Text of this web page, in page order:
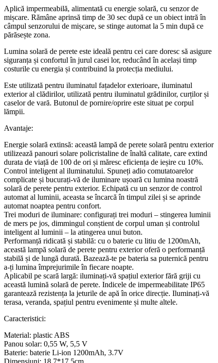
Aplică impermeabilă, alimentată cu energie solară, cu senzor de
mișcare. Rămâne aprinsă timp de 30 sec după ce un obiect intră în
câmpul senzorului de mișcare, se stinge automat la 5 min după ce
părăsește zona.
Lumina solară de perete este ideală pentru cei care doresc să asigure
siguranța și confortul în jurul casei lor, reducând în același timp
costurile cu energia și contribuind la protecția mediului.
Este utilizată pentru iluminatul fațadelor exterioare, iluminatul
exterior al clădirilor, utilizată pentru iluminatul grădinilor, curților și
caselor de vară. Butonul de pornire/oprire este situat pe corpul
lămpii.
Avantaje:
Energie solară extinsă: această lampă de perete solară pentru exterior
utilizează panouri solare policristaline de înaltă calitate, care extind
durata de viață de 100 de ori și măresc eficiența de ieșire cu 10%.
Control inteligent al iluminatului. Spuneți adio comutatoarelor
complicate și bucurați-vă de iluminare ușoară cu lumina noastră
solară de perete pentru exterior. Echipată cu un senzor de control
automat al luminii, aceasta se încarcă în timpul zilei și se aprinde
automat noaptea pentru confort.
Trei moduri de iluminare: configurați trei moduri – stingerea luminii
de mers pe jos, dimmingul conștient de corpul uman și controlul
inteligent al luminii – la atingerea unui buton.
Performanță ridicată și stabilă: cu o baterie cu litiu de 1200mAh,
această lampă solară de perete pentru exterior oferă o performanță
stabilă și de lungă durată. Bazează-te pe bateria sa puternică pentru
a-ți lumina împrejurimile în fiecare noapte.
Aplicabil pe scară largă: iluminați-vă spațiul exterior fără griji cu
această lumină solară de perete. Indicele de impermeabilitate IP65
garantează rezistența la jeturile de apă în orice direcție. Iluminați-vă
terasa, veranda, spațiul pentru evenimente și multe altele.
Caracteristici:
Material: plastic ABS
Panou solar: 0,55 W, 5,5 V
Baterie: baterie Li-ion 1200mAh, 3.7V
Dimensiuni: 18.7*17.5cm